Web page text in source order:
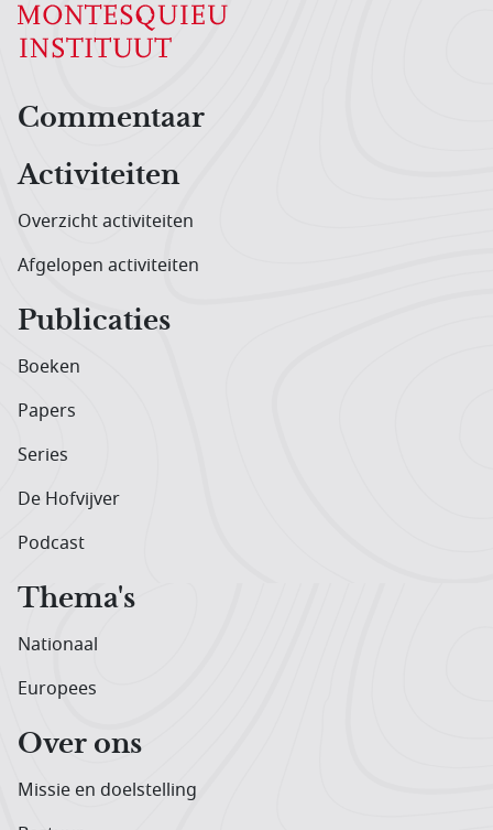
Hoofdnavigatiemenu
Commentaar
Activiteiten
Overzicht activiteiten
Afgelopen activiteiten
Publicaties
Boeken
Papers
Series
De Hofvijver
Podcast
Thema's
Nationaal
Europees
Over ons
Missie en doelstelling